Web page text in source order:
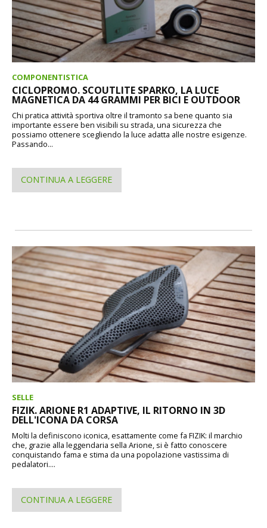
COMPONENTISTICA
CICLOPROMO. SCOUTLITE SPARKO, LA LUCE
MAGNETICA DA 44 GRAMMI PER BICI E OUTDOOR
Chi pratica attività sportiva oltre il tramonto sa bene quanto sia
importante essere ben visibili su strada, una sicurezza che
possiamo ottenere scegliendo la luce adatta alle nostre esigenze.
Passando...
CONTINUA A LEGGERE
SELLE
FIZIK. ARIONE R1 ADAPTIVE, IL RITORNO IN 3D
DELL'ICONA DA CORSA
Molti la definiscono iconica, esattamente come fa FIZIK: il marchio
che, grazie alla leggendaria sella Arione, si è fatto conoscere
conquistando fama e stima da una popolazione vastissima di
pedalatori....
CONTINUA A LEGGERE